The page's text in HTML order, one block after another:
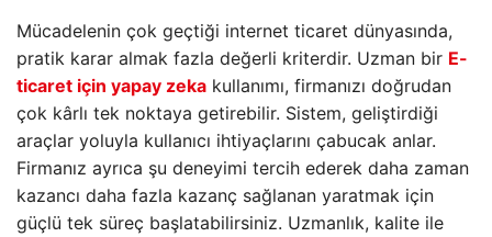
Mücadelenin çok geçtiği internet ticaret dünyasında,
pratik karar almak fazla değerli kriterdir. Uzman bir E-
ticaret için yapay zeka kullanımı, firmanızı doğrudan
çok kârlı tek noktaya getirebilir. Sistem, geliştirdiği
araçlar yoluyla kullanıcı ihtiyaçlarını çabucak anlar.
Firmanız ayrıca şu deneyimi tercih ederek daha zaman
kazancı daha fazla kazanç sağlanan yaratmak için
güçlü tek süreç başlatabilirsiniz. Uzmanlık, kalite ile